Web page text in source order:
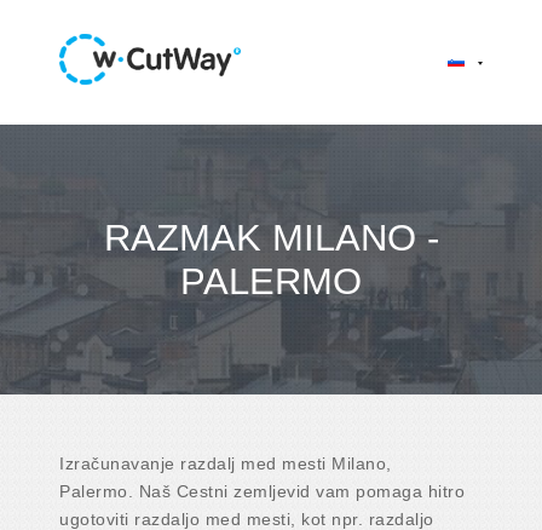
RAZMAK MILANO -
PALERMO
Izračunavanje razdalj med mesti Milano,
Palermo. Naš Cestni zemljevid vam pomaga hitro
ugotoviti razdaljo med mesti, kot npr. razdaljo